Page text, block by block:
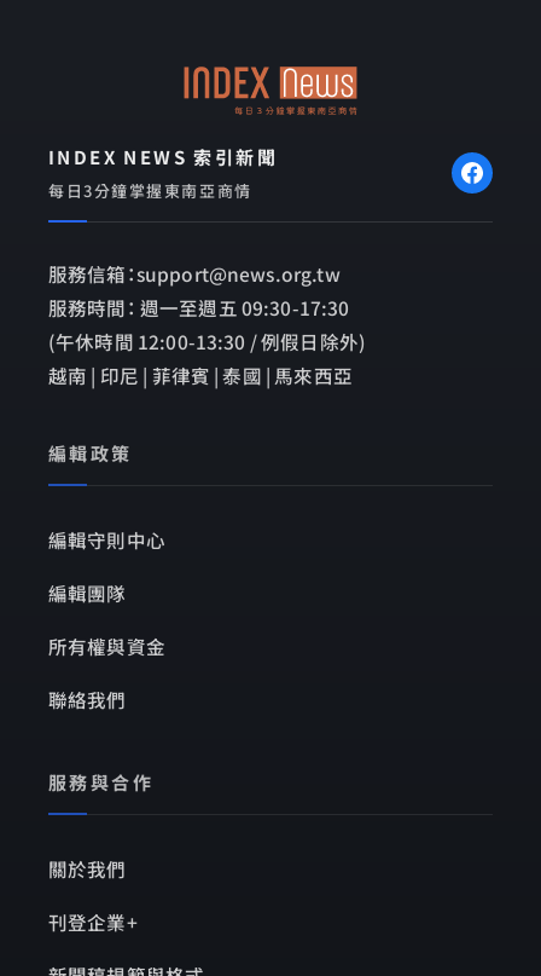
INDEX NEWS 索引新聞
每日3分鐘掌握東南亞商情
服務信箱：support@news.org.tw
服務時間： 週一至週五 09:30-17:30
(午休時間 12:00-13:30 / 例假日除外)
越南 | 印尼 | 菲律賓 | 泰國 | 馬來西亞
編輯政策
編輯守則中心
編輯團隊
所有權與資金
聯絡我們
服務與合作
關於我們
刊登企業+